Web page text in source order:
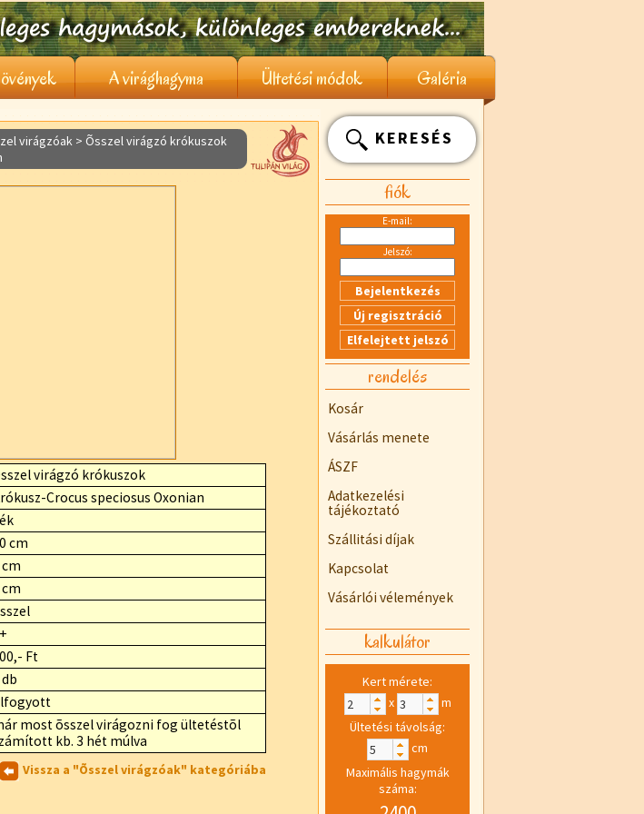
A virághagyma Ültetési módok Galéria
virágzóak > Õsszel virágzó krókuszok
virágzó krókuszok
Crocus speciosus Oxonian
cm
Ft
most õsszel virágozni fog ültetéstõl
kb. 3 hét múlva
Vissza a "Õsszel virágzóak" kategóriába
KERESÉS
fiók
E-mail:
Jelszó:
rendelés
Kosár
Vásárlás menete
ÁSZF
Adatkezelési
tájékoztató
Szállitási díjak
Kapcsolat
Vásárlói vélemények
kalkulátor
Kert mérete:
x
m
Ültetési távolság:
cm
Maximális hagymák
száma: